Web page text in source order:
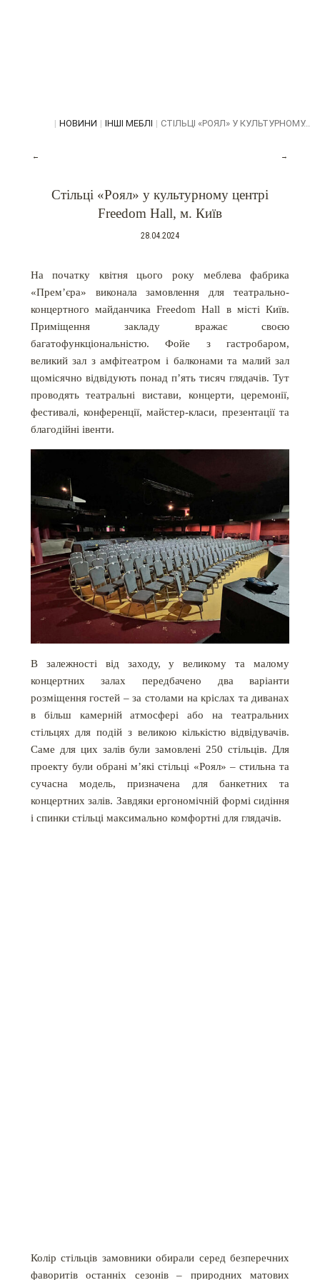
| НОВИНИ | ІНШІ МЕБЛІ | СТІЛЬЦІ «РОЯЛ» У КУЛЬТУРНОМУ...
Стільці «Роял» у культурному центрі
Freedom Hall, м. Київ
28.04.2024
На початку квітня цього року меблева фабрика
«Прем’єра» виконала замовлення для театрально-
концертного майданчика Freedom Hall в місті Київ.
Приміщення закладу вражає своєю
багатофункціональністю. Фойе з гастробаром,
великий зал з амфітеатром і балконами та малий зал
щомісячно відвідують понад п’ять тисяч глядачів. Тут
проводять театральні вистави, концерти, церемонії,
фестивалі, конференції, майстер-класи, презентації та
благодійні івенти.
В залежності від заходу, у великому та малому
концертних залах передбачено два варіанти
розміщення гостей – за столами на кріслах та диванах
в більш камерній атмосфері або на театральних
стільцях для подій з великою кількістю відвідувачів.
Саме для цих залів були замовлені 250 стільців. Для
проекту були обрані м’які стільці «Роял» – стильна та
сучасна модель, призначена для банкетних та
концертних залів. Завдяки ергономічній формі сидіння
і спинки стільці максимально комфортні для глядачів.
Колір стільців замовники обирали серед безперечних
фаворитів останніх сезонів – природних матових
← →